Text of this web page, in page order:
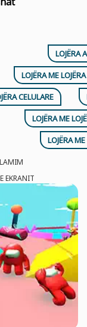
LOJËRA
LOJËRA ME
CELULARE
LOJËRA ME
LOJËRA
EKRANIT